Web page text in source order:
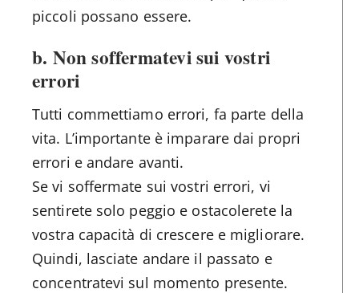
piccoli possano essere.
b. Non soffermatevi sui vostri
errori
Tutti commettiamo errori, fa parte della
vita. L’importante è imparare dai propri
errori e andare avanti.
Se vi soffermate sui vostri errori, vi
sentirete solo peggio e ostacolerete la
vostra capacità di crescere e migliorare.
Quindi, lasciate andare il passato e
concentratevi sul momento presente.